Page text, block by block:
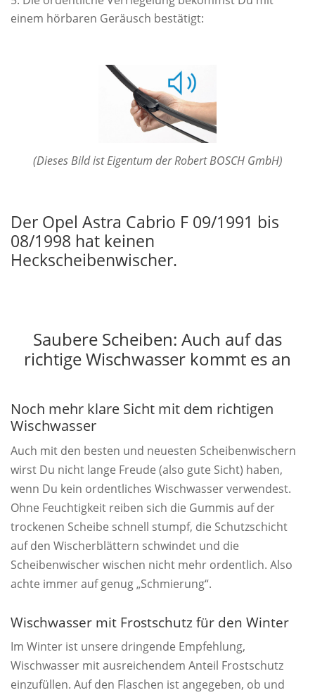
einem hörbaren Geräusch bestätigt:
(Dieses Bild ist Eigentum der Robert BOSCH GmbH)
Der Opel Astra Cabrio F 09/1991 bis
08/1998 hat keinen
Heckscheibenwischer.
Saubere Scheiben: Auch auf das
richtige Wischwasser kommt es an
Noch mehr klare Sicht mit dem richtigen
Wischwasser
Auch mit den besten und neuesten Scheibenwischern
wirst Du nicht lange Freude (also gute Sicht) haben,
wenn Du kein ordentliches Wischwasser verwendest.
Ohne Feuchtigkeit reiben sich die Gummis auf der
trockenen Scheibe schnell stumpf, die Schutzschicht
auf den Wischerblättern schwindet und die
Scheibenwischer wischen nicht mehr ordentlich. Also
achte immer auf genug „Schmierung“.
Wischwasser mit Frostschutz für den Winter
Im Winter ist unsere dringende Empfehlung,
Wischwasser mit ausreichendem Anteil Frostschutz
einzufüllen. Auf den Flaschen ist angegeben, ob und